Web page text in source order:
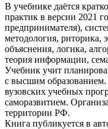
В учебнике даётся
практик в версии 2021
предпринимателя),
методология, риторика,
объяснения, логика,
теория информации,
Учебник учит
с высшим образованием.
вузовских учебных
саморазвитием.
территории РФ.
Книга публикуется в